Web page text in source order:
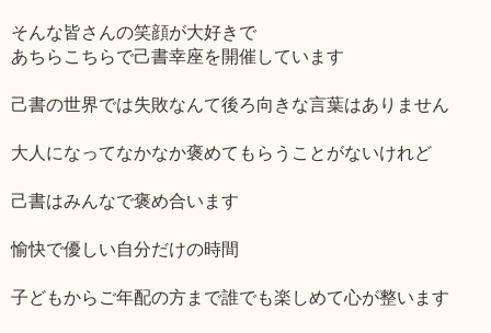
そんな皆さんの笑顔が大好きで
あちらこちらで己書幸座を開催しています
己書の世界では失敗なんて後ろ向きな言葉はありません
大人になってなかなか褒めてもらうことがないけれど
己書はみんなで褒め合います
愉快で優しい自分だけの時間
子どもからご年配の方まで誰でも楽しめて心が整います